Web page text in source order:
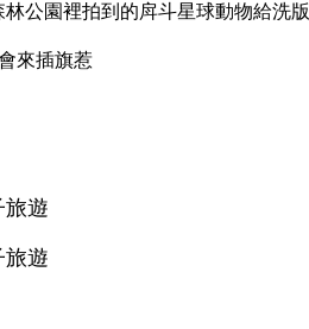
公園裡拍到的戽斗星球動物給洗版
來插旗惹